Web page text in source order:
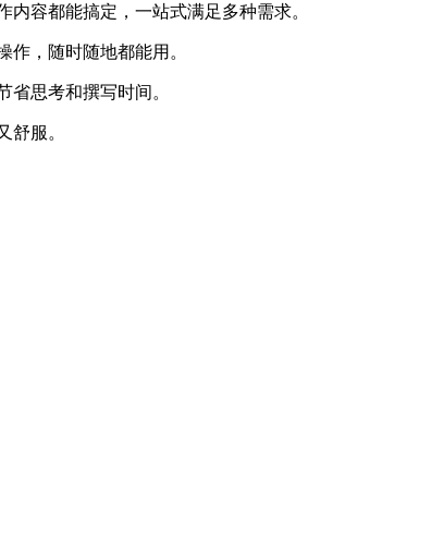
容都能搞定，一站式满足多种需求。
，随时随地都能用。
思考和撰写时间。
舒服。